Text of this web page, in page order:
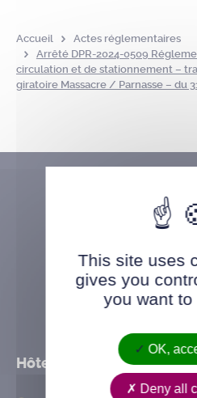
Accueil
Actes réglementaires
Arrêté DPR-2024-0509
circulation et de stationnement –
giratoire Massacre / Parnasse – du
Hôtel de ville
This site uses
gives you
you want
OK,
Deny all